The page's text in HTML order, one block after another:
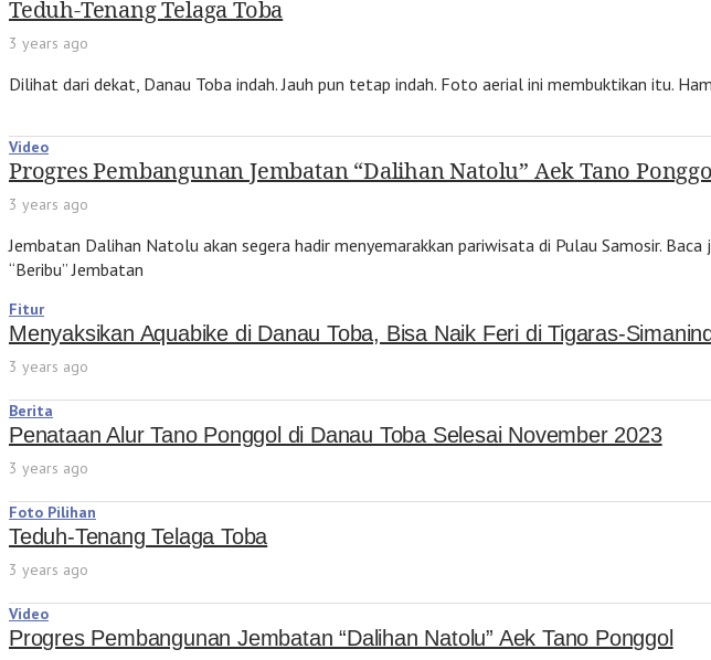
Teduh-Tenang Telaga Toba
3 years ago
Dilihat dari dekat, Danau Toba indah. Jauh pun tetap indah. Foto aerial ini membuktikan itu.
Video
Progres Pembangunan Jembatan “Dalihan Natolu” Aek Tano
3 years ago
Jembatan Dalihan Natolu akan segera hadir menyemarakkan pariwisata di Pulau Samosir.
“Beribu” Jembatan
Fitur
Menyaksikan Aquabike di Danau Toba, Bisa Naik Feri di Tigaras-
3 years ago
Berita
Penataan Alur Tano Ponggol di Danau Toba Selesai November 2023
3 years ago
Foto Pilihan
Teduh-Tenang Telaga Toba
3 years ago
Video
Progres Pembangunan Jembatan “Dalihan Natolu” Aek Tano Ponggol